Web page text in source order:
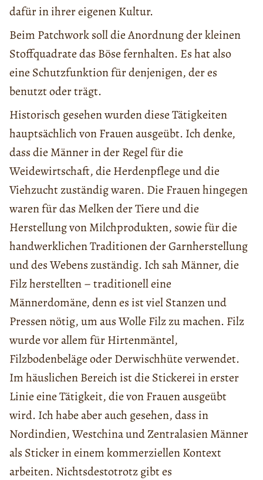
dafür in ihrer eigenen Kultur.
Beim Patchwork soll die Anordnung der kleinen
Stoffquadrate das Böse fernhalten. Es hat also
eine Schutzfunktion für denjenigen, der es
benutzt oder trägt.
Historisch gesehen wurden diese Tätigkeiten
hauptsächlich von Frauen ausgeübt. Ich denke,
dass die Männer in der Regel für die
Weidewirtschaft, die Herdenpflege und die
Viehzucht zuständig waren. Die Frauen hingegen
waren für das Melken der Tiere und die
Herstellung von Milchprodukten, sowie für die
handwerklichen Traditionen der Garnherstellung
und des Webens zuständig. Ich sah Männer, die
Filz herstellten – traditionell eine
Männerdomäne, denn es ist viel Stanzen und
Pressen nötig, um aus Wolle Filz zu machen. Filz
wurde vor allem für Hirtenmäntel,
Filzbodenbeläge oder Derwischhüte verwendet.
Im häuslichen Bereich ist die Stickerei in erster
Linie eine Tätigkeit, die von Frauen ausgeübt
wird. Ich habe aber auch gesehen, dass in
Nordindien, Westchina und Zentralasien Männer
als Sticker in einem kommerziellen Kontext
arbeiten. Nichtsdestotrotz gibt es